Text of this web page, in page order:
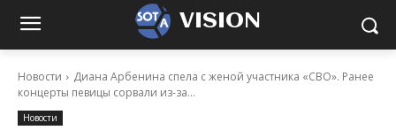
VISION
Новости
Диана Арбенина спела с женой участника «СВО». Ранее
концерты певицы сорвали из-за...
Новости